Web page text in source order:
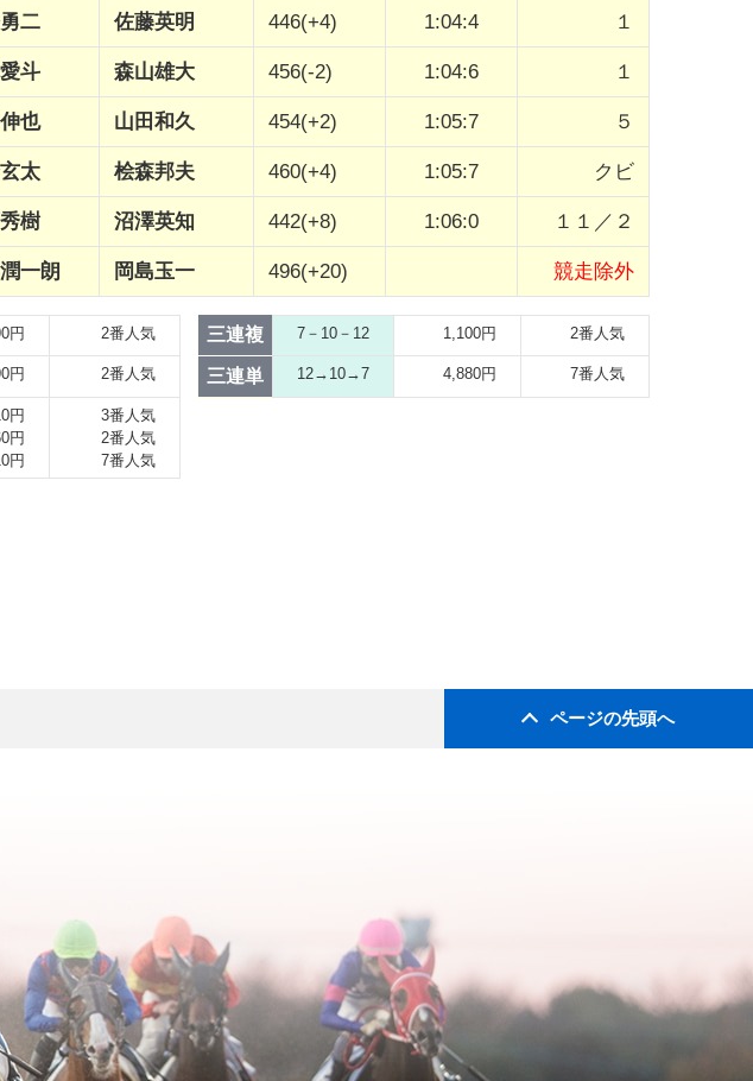
二 佐藤英明 446(+4) 1:04:4 １
斗 森山雄大 456(-2) 1:04:6 １
也 山田和久 454(+2) 1:05:7 ５
太 桧森邦夫 460(+4) 1:05:7 クビ
樹 沼澤英知 442(+8) 1:06:0 １１／２
一朗 岡島玉一 496(+20) 競走除外
円 2番人気
円 2番人気
円
円
円
3番人気
2番人気
7番人気
三連複 7－10－12 1,100円 2番人気
三連単 12→10→7 4,880円 7番人気
ページの先頭へ